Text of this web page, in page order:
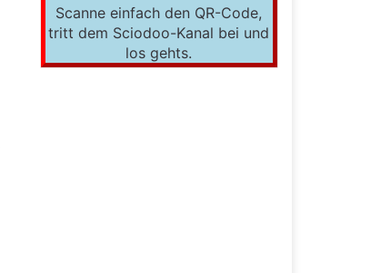
Scanne einfach den QR-Code,
tritt dem Sciodoo-Kanal bei und
los gehts.